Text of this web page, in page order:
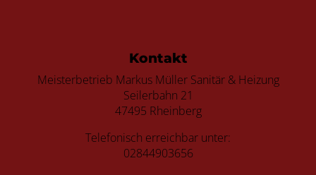
Kontakt
Meisterbetrieb Markus Müller Sanitär & Heizung
Seilerbahn 21
47495 Rheinberg
Telefonisch erreichbar unter:
02844903656